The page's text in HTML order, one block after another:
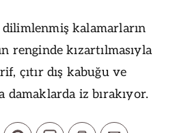
kalamarların
renginde kızartılmasıyla
çıtır dış kabuğu ve
iz bırakıyor.